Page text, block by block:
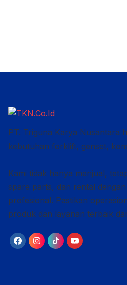
PT. Triguna Karya Nusantara
kebutuhan forklift, genset,
Kami tidak hanya menjual,
spare parts, dan rental
profesional. Pastikan
produk dan layanan terbaik